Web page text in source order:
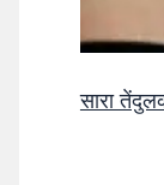
सारा